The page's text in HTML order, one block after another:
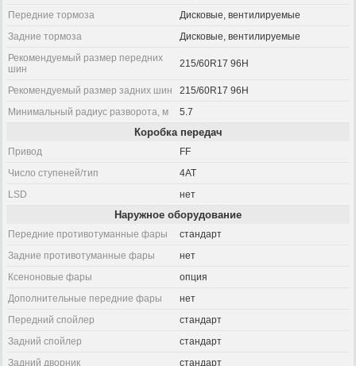
Передние тормоза
Дисковые, вентилируемые
Задние тормоза
Дисковые, вентилируемые
Рекомендуемый размер передних
шин
215/60R17 96H
Рекомендуемый размер задних шин
215/60R17 96H
Минимальный радиус разворота, м
5.7
Коробка передач
Привод
FF
Число ступеней/тип
4AT
LSD
нет
Наружное оборудование
Передние противотуманные фары
стандарт
Задние противотуманные фары
нет
Ксеноновые фары
опция
Дополнительные передние фары
нет
Передний спойлер
стандарт
Задний спойлер
стандарт
Задний дворник
стандарт